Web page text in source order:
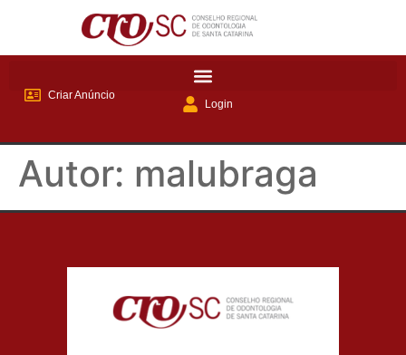
Criar Anúncio
Login
Autor: malubraga